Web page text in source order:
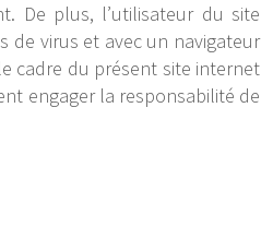
De plus, l’utilisateur du site
de virus et avec un navigateur
cadre du présent site internet
engager la responsabilité de